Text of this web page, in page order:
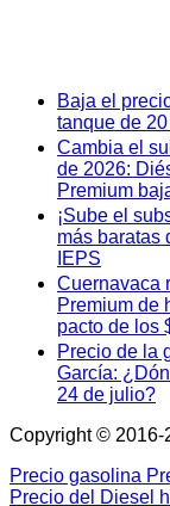
Baja el
tanque de 20
Cambia el
de 2026:
Premium
¡Sube el
más baratas
IEPS
Cuernavaca
Premium de
pacto de los
Precio de la
García:
24 de julio?
Copyright © 2016-
Precio gasolina
Precio del Diesel